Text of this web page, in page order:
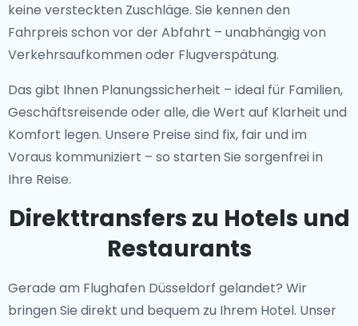
keine versteckten Zuschläge. Sie kennen den
Fahrpreis schon vor der Abfahrt – unabhängig von
Verkehrsaufkommen oder Flugverspätung.
Das gibt Ihnen Planungssicherheit – ideal für Familien,
Geschäftsreisende oder alle, die Wert auf Klarheit und
Komfort legen. Unsere Preise sind fix, fair und im
Voraus kommuniziert – so starten Sie sorgenfrei in
Ihre Reise.
Direkttransfers zu Hotels und
Restaurants
Gerade am Flughafen Düsseldorf gelandet? Wir
bringen Sie direkt und bequem zu Ihrem Hotel. Unser